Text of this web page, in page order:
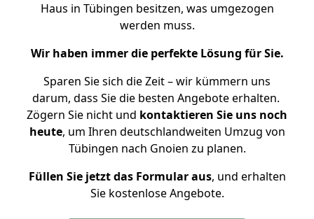
Haus in Tübingen besitzen, was umgezogen
werden muss.
Wir haben immer die perfekte Lösung für Sie.
Sparen Sie sich die Zeit – wir kümmern uns
darum, dass Sie die besten Angebote erhalten.
Zögern Sie nicht und kontaktieren Sie uns noch
heute, um Ihren deutschlandweiten Umzug von
Tübingen nach Gnoien zu planen.
Füllen Sie jetzt das Formular aus, und erhalten
Sie kostenlose Angebote.